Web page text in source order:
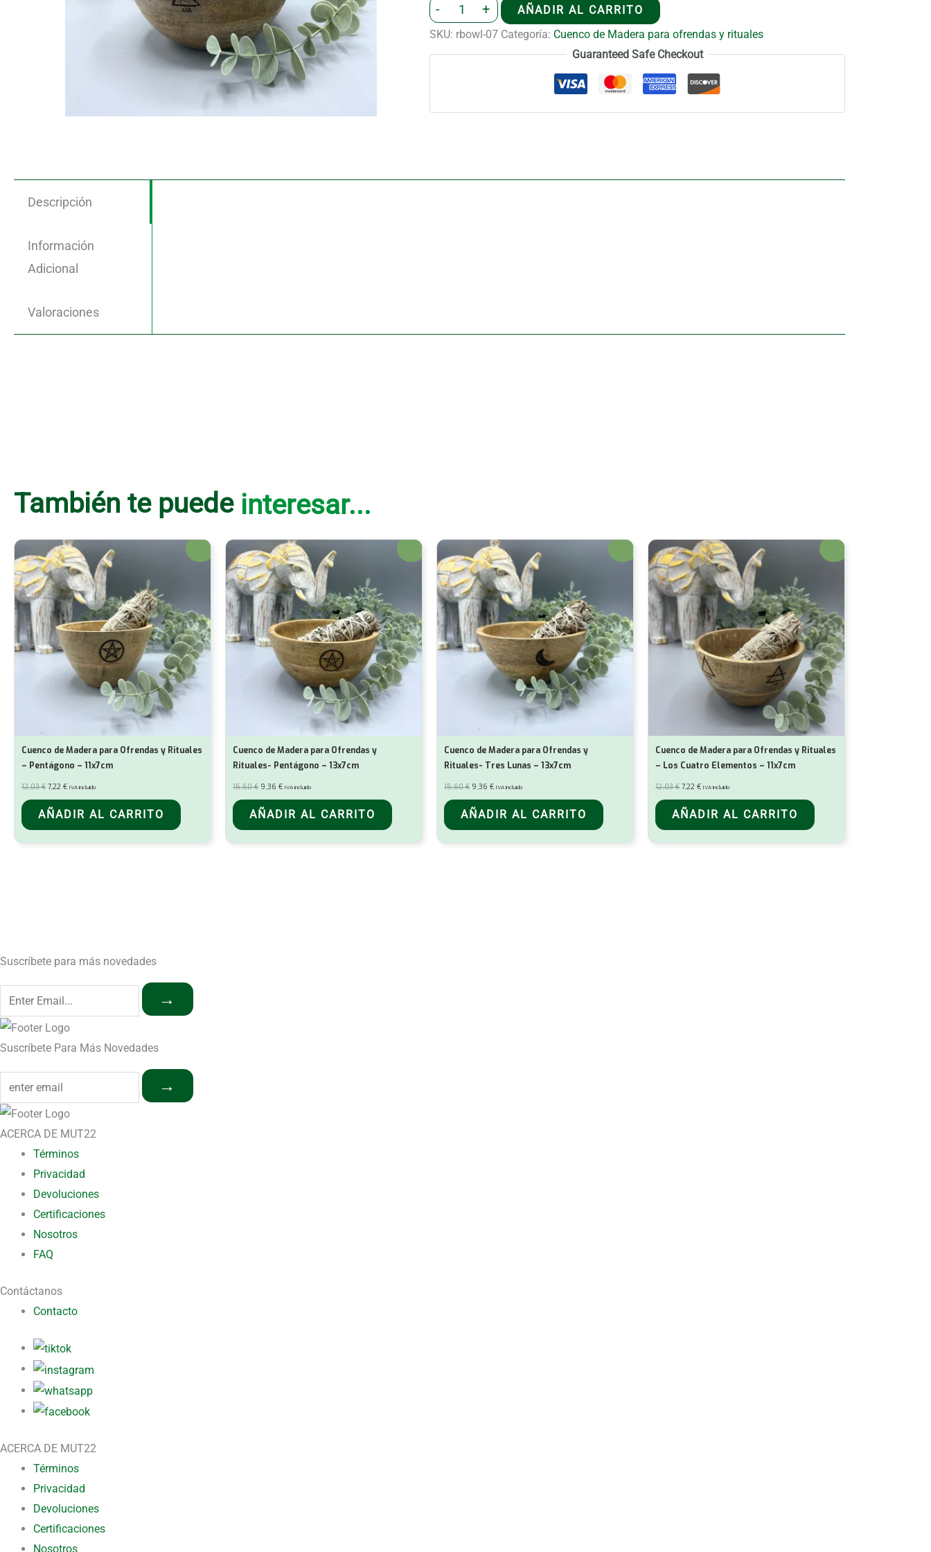
-
Cuenco
de
+
AÑADIR AL CARRITO
SKU: rbowl-07 Categoría: Cuenco de Madera para ofrendas y rituales
Guaranteed Safe Checkout
Descripción
Información
Adicional
Valoraciones
También te puede interesar...
¡Oferta!
Cuenco de Madera para Ofrendas y Rituales
– Pentágono – 11x7cm
12,03€ El
original
era:
12,03 €.
7,22 €El
actual
7,22 €.
IVA incluido
AÑADIR AL CARRITO
¡Oferta!
Cuenco de Madera para Ofrendas y
Rituales- Pentágono – 13x7cm
15,60€ El
original
era:
15,60 €.
9,36 €El
actual
9,36 €.
IVA incluido
AÑADIR AL CARRITO
¡Oferta!
Cuenco de Madera para Ofrendas y
Rituales- Tres Lunas – 13x7cm
15,60€ El
original
era:
15,60 €.
9,36 €El
actual
9,36 €.
IVA incluido
AÑADIR AL CARRITO
¡Oferta!
Cuenco de Madera para Ofrendas y Rituales
– Los Cuatro Elementos – 11x7cm
12,03€ El
original
era:
12,03 €.
7,22 €El
actual
7,22 €.
IVA incluido
AÑADIR AL CARRITO
Suscríbete para más novedades
→
Suscríbete Para Más Novedades
→
ACERCA DE MUT22
Términos
Privacidad
Devoluciones
Certificaciones
Nosotros
FAQ
Contáctanos
Contacto
ACERCA DE MUT22
Términos
Privacidad
Devoluciones
Certificaciones
Nosotros